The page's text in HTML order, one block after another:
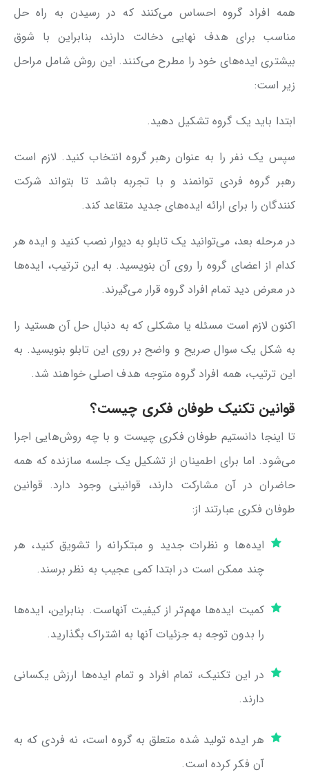
همه افراد گروه احساس می‌کنند که در رسیدن به راه حل
مناسب برای هدف نهایی دخالت دارند، بنابراین با شوق
بیشتری ایده‌های خود را مطرح می‌کنند. این روش شامل مراحل
زیر است:
ابتدا باید یک گروه تشکیل دهید.
سپس یک نفر را به عنوان رهبر گروه انتخاب کنید. لازم است
رهبر گروه فردی توانمند و با تجربه باشد تا بتواند شرکت
کنندگان را برای ارائه ایده‌های جدید متقاعد کند.
در مرحله بعد، می‌توانید یک تابلو به دیوار نصب کنید و ایده هر
کدام از اعضای گروه را روی آن بنویسید. به این ترتیب، ایده‌ها
در معرض دید تمام افراد گروه قرار می‌گیرند.
اکنون لازم است مسئله یا مشکلی که به دنبال حل آن هستید را
به شکل یک سوال صریح و واضح بر روی این تابلو بنویسید. به
این ترتیب، همه افراد گروه متوجه هدف اصلی خواهند شد.
قوانین تکنیک طوفان فکری چیست؟
تا اینجا دانستیم طوفان فکری چیست و با چه روش‌هایی اجرا
می‌شود. اما برای اطمینان از تشکیل یک جلسه سازنده که همه
حاضران در آن مشارکت دارند، قوانینی وجود دارد. قوانین
طوفان فکری عبارتند از:
ایده‌ها و نظرات جدید و مبتکرانه را تشویق کنید، هر
چند ممکن است در ابتدا کمی عجیب به نظر برسند.
کمیت ایده‌ها مهم‌تر از کیفیت آنهاست. بنابراین، ایده‌ها
را بدون توجه به جزئیات آنها به اشتراک بگذارید.
در این تکنیک، تمام افراد و تمام ایده‌ها ارزش یکسانی
دارند.
هر ایده تولید شده متعلق به گروه است، نه فردی که به
آن فکر کرده است.